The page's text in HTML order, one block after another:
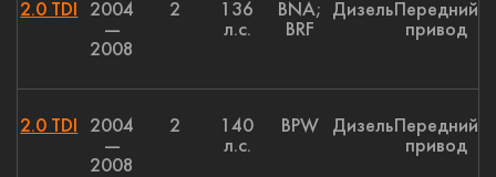
2.0 TDI
2004
—
2008
2
136
л.с.
BNA;
BRF
Дизель Передний
привод
2.0 TDI
2004
—
2008
2
140
л.с.
BPW Дизель Передний
привод